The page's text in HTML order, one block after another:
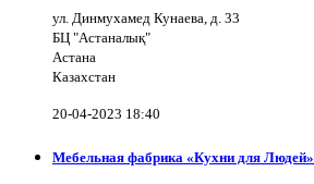
ул. Динмухамед Кунаева, д. 33
БЦ "Астаналық"
Астана
Казахстан
20-04-2023 18:40
Мебельная фабрика «Кухни для Людей»